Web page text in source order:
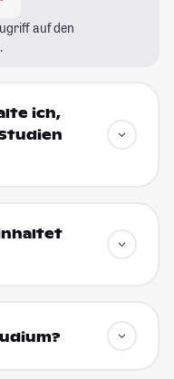
auf den
ich,